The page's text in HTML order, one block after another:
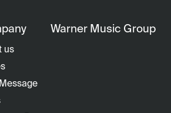
us
Warner Music Group